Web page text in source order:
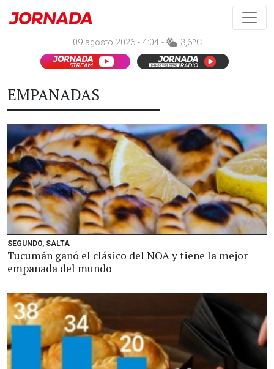
09 agosto 2026 - 4:04 - 3,6ºC
EMPANADAS
SEGUNDO, SALTA
Tucumán ganó el clásico del NOA y tiene la mejor
empanada del mundo